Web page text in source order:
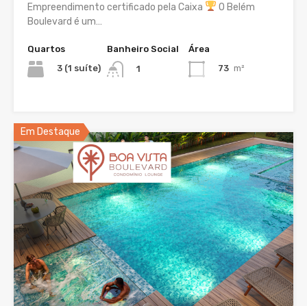
Empreendimento certificado pela Caixa
O Belém
Boulevard é um…
Quartos
3 (1 suíte)
Banheiro Social
1
Área
73 m²
Em Destaque